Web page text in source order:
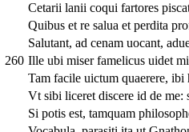
Cetarii lanii coqui fartores
Quibus et re salua et perdita
Salutant, ad cenam uocant,
260 Ille ubi miser famelicus uidet
Tam facile uictum quaerere, ibi
Vt sibi liceret discere id de me:
Si potis est, tamquam